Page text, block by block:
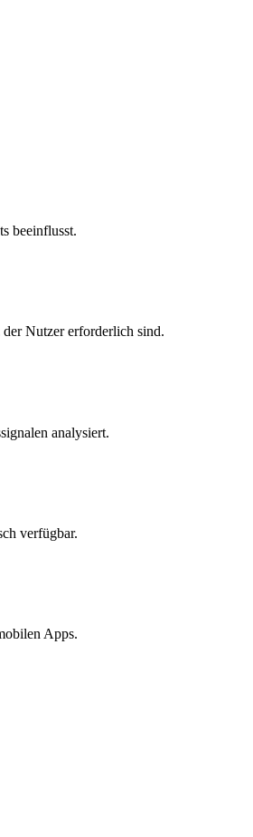
beeinflusst.
Nutzer erforderlich sind.
analysiert.
verfügbar.
Apps.